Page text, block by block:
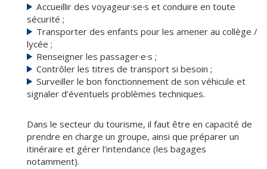
Accueillir des voyageur·se·s et conduire en toute
sécurité ;
Transporter des enfants pour les amener au collège /
lycée ;
Renseigner les passager·e·s ;
Contrôler les titres de transport si besoin ;
Surveiller le bon fonctionnement de son véhicule et
signaler d’éventuels problèmes techniques.
Dans le secteur du tourisme, il faut être en capacité de
prendre en charge un groupe, ainsi que préparer un
itinéraire et gérer l’intendance (les bagages
notamment).